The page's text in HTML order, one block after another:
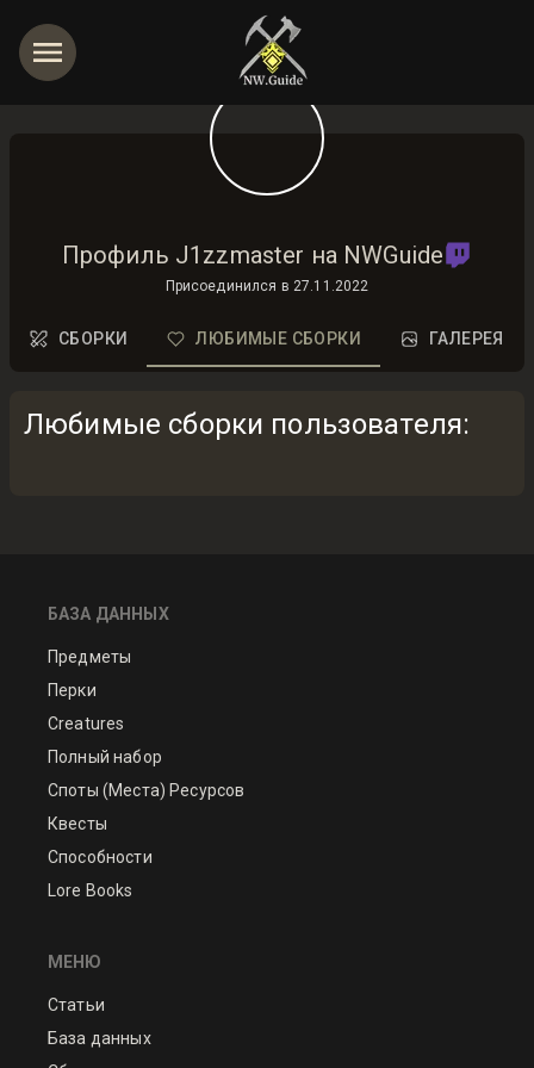
Профиль J1zzmaster на NWGuide
Присоединился в 27.11.2022
СБОРКИ ЛЮБИМЫЕ СБОРКИ ГАЛЕРЕЯ
Любимые сборки пользователя:
БАЗА ДАННЫХ
Предметы
Перки
Creatures
Полный набор
Споты (Места) Ресурсов
Квесты
Способности
Lore Books
МЕНЮ
Статьи
База данных